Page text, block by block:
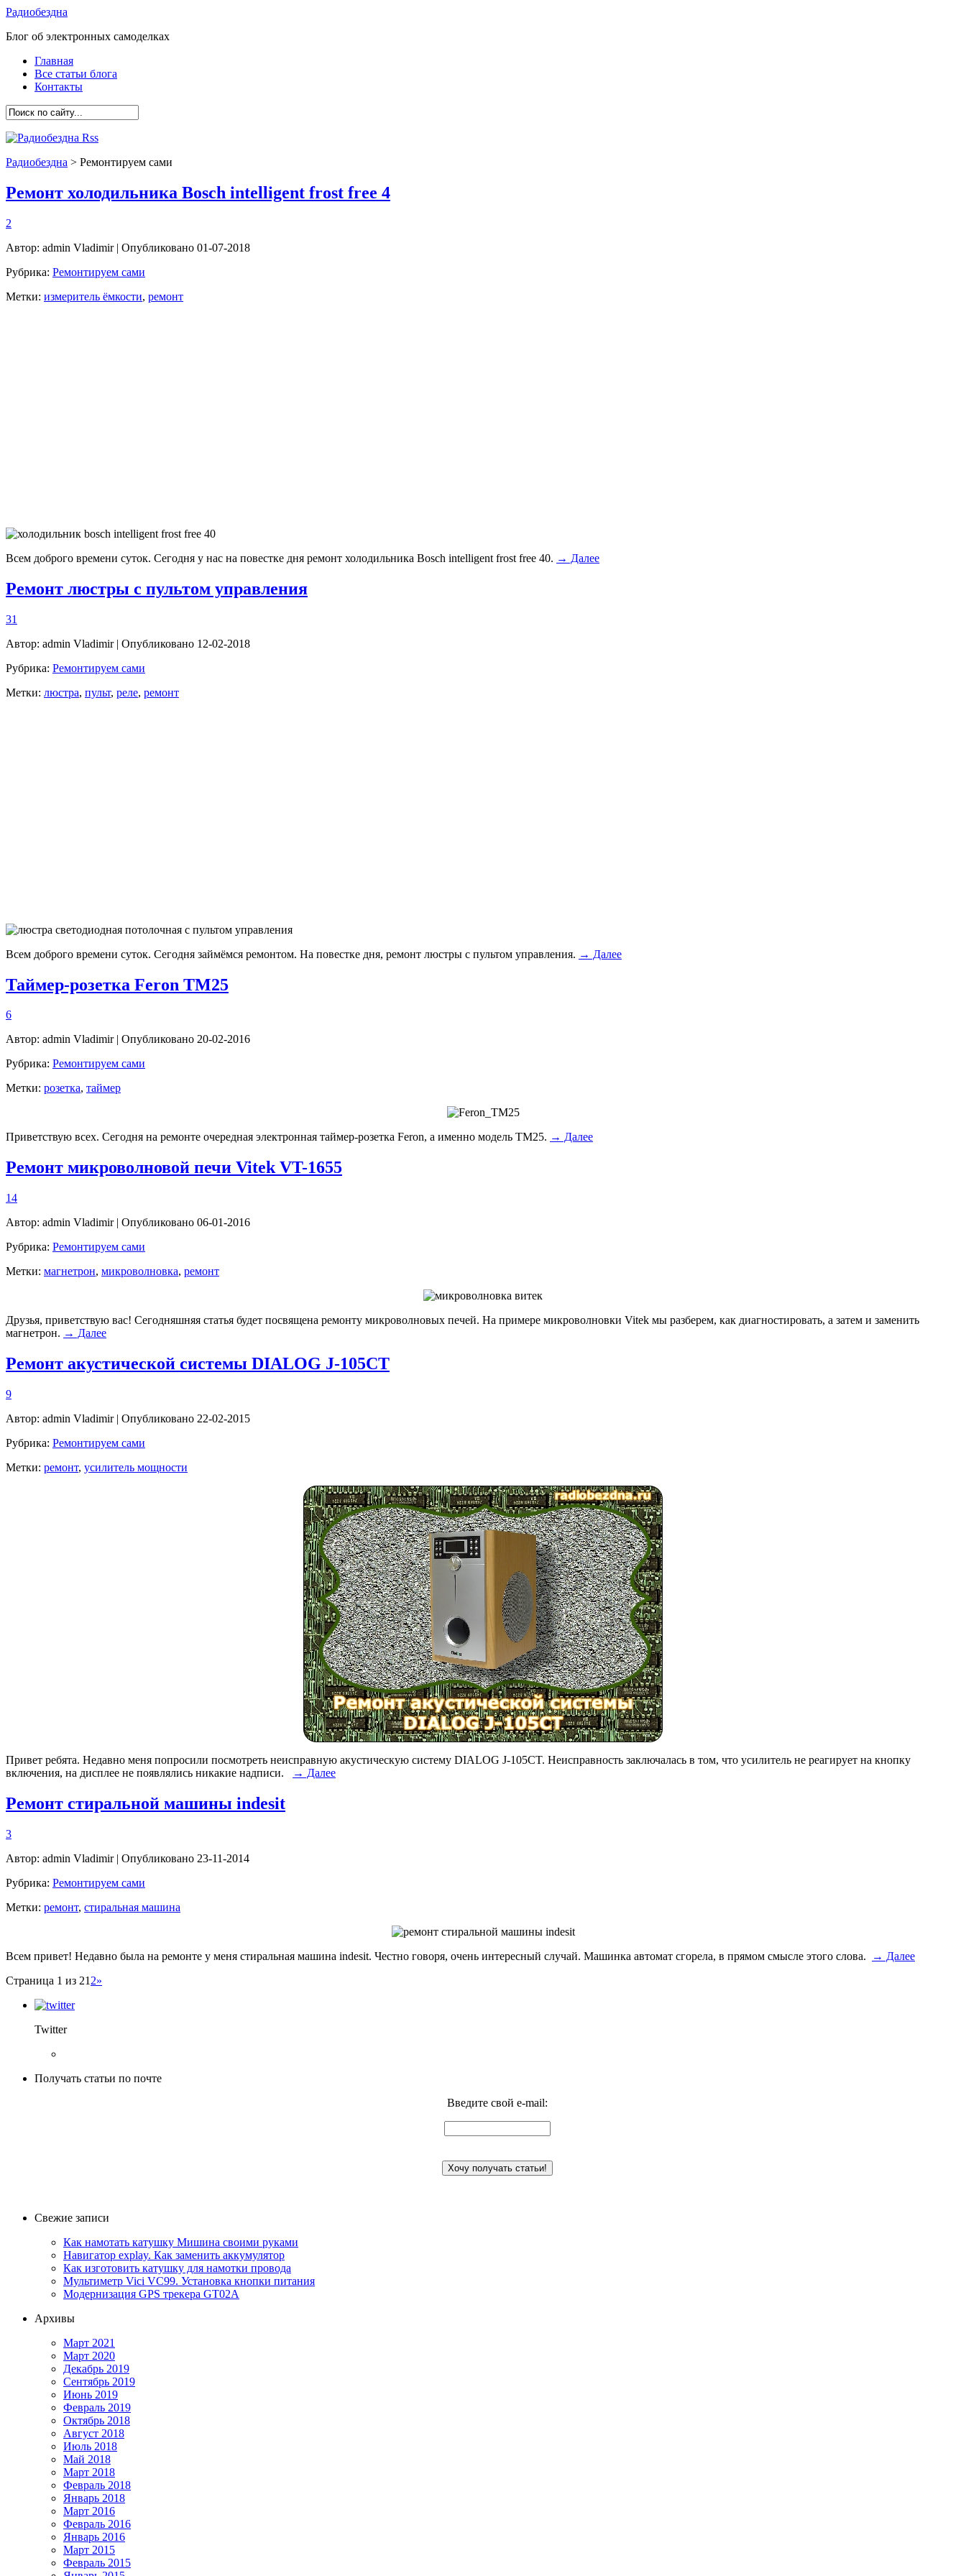
Радиобездна
Блог об электронных самоделках
Главная
Все статьи блога
Контакты
Радиобездна > Ремонтируем сами
Ремонт холодильника Bosch intelligent frost free 4
2
Автор: admin Vladimir| Опубликовано 01-07-2018
Рубрика: Ремонтируем сами
Метки: измеритель ёмкости, ремонт
Всем доброго времени суток. Сегодня у нас на повестке дня ремонт холодильника Bosch intelligent frost free 40. → Далее
Ремонт люстры с пультом управления
31
Автор: admin Vladimir| Опубликовано 12-02-2018
Рубрика: Ремонтируем сами
Метки: люстра, пульт, реле, ремонт
Всем доброго времени суток. Сегодня займёмся ремонтом. На повестке дня, ремонт люстры с пультом управления. → Далее
Таймер-розетка Feron ТМ25
6
Автор: admin Vladimir| Опубликовано 20-02-2016
Рубрика: Ремонтируем сами
Метки: розетка, таймер
Приветствую всех. Сегодня на ремонте очередная электронная таймер-розетка Feron, а именно модель ТМ25. → Далее
Ремонт микроволновой печи Vitek VT-1655
14
Автор: admin Vladimir| Опубликовано 06-01-2016
Рубрика: Ремонтируем сами
Метки: магнетрон, микроволновка, ремонт
Друзья, приветствую вас! Сегодняшняя статья будет посвящена ремонту микроволновых печей. На примере микроволновки Vitek мы разберем, как диагностировать, а затем и заменить
магнетрон. → Далее
Ремонт акустической системы DIALOG J-105CT
9
Автор: admin Vladimir| Опубликовано 22-02-2015
Рубрика: Ремонтируем сами
Метки: ремонт, усилитель мощности
Привет ребята. Недавно меня попросили посмотреть неисправную акустическую систему DIALOG J-105CT. Неисправность заключалась в том, что усилитель не реагирует на кнопку
включения, на дисплее не появлялись никакие надписи.
→ Далее
Ремонт стиральной машины indesit
3
Автор: admin Vladimir| Опубликовано 23-11-2014
Рубрика: Ремонтируем сами
Метки: ремонт, стиральная машина
Всем привет! Недавно была на ремонте у меня стиральная машина indesit. Честно говоря, очень интересный случай. Машинка автомат сгорела, в прямом смысле этого слова.
→ Далее
Страница 1 из 21 2»
Twitter
Получать статьи по почте
Введите свой e-mail:
Свежие записи
Как намотать катушку Мишина своими руками
Навигатор explay. Как заменить аккумулятор
Как изготовить катушку для намотки провода
Мультиметр Vici VC99. Установка кнопки питания
Модернизация GPS трекера GT02A
Архивы
Март 2021
Март 2020
Декабрь 2019
Сентябрь 2019
Июнь 2019
Февраль 2019
Октябрь 2018
Август 2018
Июль 2018
Май 2018
Март 2018
Февраль 2018
Январь 2018
Март 2016
Февраль 2016
Январь 2016
Март 2015
Февраль 2015